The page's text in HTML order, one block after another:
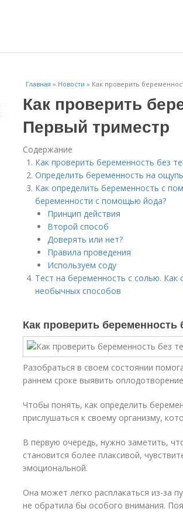
Главная » Новости » Как проверить
Как проверить
Первый триместр
Содержание
Как проверить беременность без
Определить беременность на
Как определить беременность с
беременности с помощью йода?
Принцип действия
Второй способ
Доверять или нет?
Правила проведения
Используем соду
Тест на беременность с солью.
необычных способов
Как проверить
Разобраться в своем состоянии
раннем сроке выявить
Чтобы понять, как определить
прислушаться к своему организму,
В первую очередь, нужно заметить,
становится более плаксивой,
эмоциональной.
Она может легко расплакаться из-за
не обратила бы особого внимания.